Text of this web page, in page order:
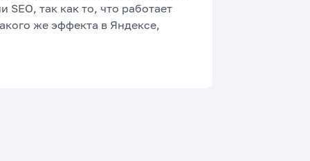
SEO, так как то, что работает
же эффекта в Яндексе,